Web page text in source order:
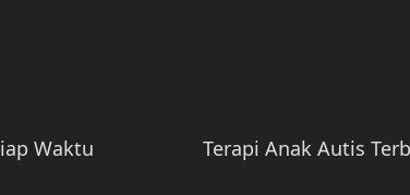
Waktu
Terapi Anak Autis